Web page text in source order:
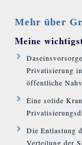
Mehr über
Meine
Privatisierung
öffentliche
Eine solide
Die Entlastung
Verteilung der